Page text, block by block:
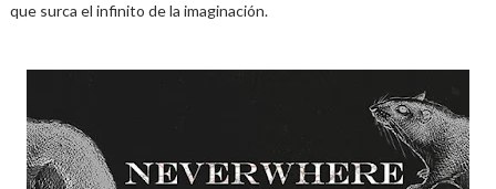
que surca el infinito de la imaginación.